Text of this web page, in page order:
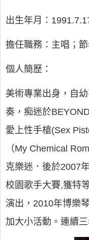
出生年月：
擔任職務：主唱；
個人簡歷：
美術專業出身，自
奏，痴迷於
愛上性手槍(Sex
（My Chemical
克樂迷．後於2007
校園歌手大賽,獲特
演出，2010年博樂
加大小活動。連續